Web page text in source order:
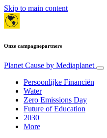
Skip to main content
Onze campagnepartners
Planet Cause by Mediaplanet
Persoonlijke Financiën
Water
Zero Emissions Day
Future of Education
2030
More